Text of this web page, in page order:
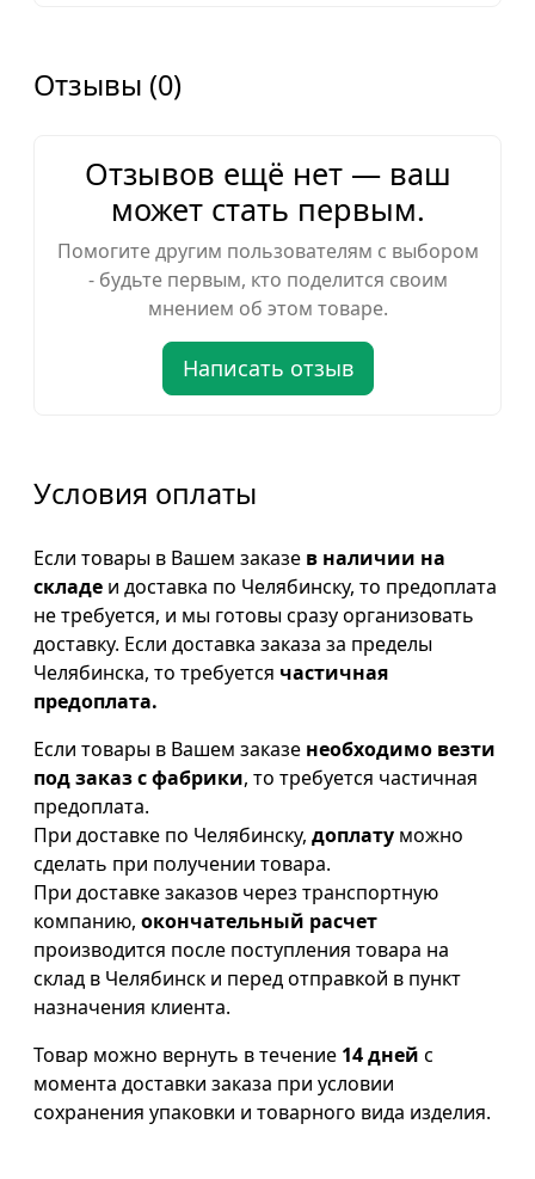
Отзывы (0)
Отзывов ещё нет — ваш
может стать первым.
Помогите другим пользователям с выбором
- будьте первым, кто поделится своим
мнением об этом товаре.
Написать отзыв
Условия оплаты
Если товары в Вашем заказе в наличии на
складе и доставка по Челябинску, то предоплата
не требуется, и мы готовы сразу организовать
доставку. Если доставка заказа за пределы
Челябинска, то требуется частичная
предоплата.
Если товары в Вашем заказе необходимо везти
под заказ с фабрики, то требуется частичная
предоплата.
При доставке по Челябинску, доплату можно
сделать при получении товара.
При доставке заказов через транспортную
компанию, окончательный расчет
производится после поступления товара на
склад в Челябинск и перед отправкой в пункт
назначения клиента.
Товар можно вернуть в течение 14 дней с
момента доставки заказа при условии
сохранения упаковки и товарного вида изделия.